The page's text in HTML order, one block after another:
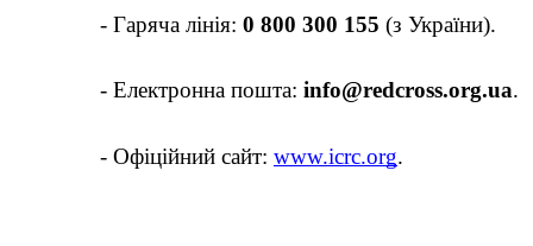
- Гаряча лінія: 0 800 300 155 (з України).
- Електронна пошта: info@redcross.org.ua.
- Офіційний сайт: www.icrc.org.